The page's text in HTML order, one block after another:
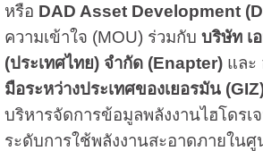
หรือ DAD Asset Development
ความเข้าใจ (MOU) ร่วมกับ บริษัท เ
(ประเทศไทย) จำกัด (Enapter)และ
มือระหว่างประเทศของเยอรมัน
บริหารจัดการข้อมูลพลังงานไฮโดรเ
ระดับการใช้พลังงานสะอาดภายในศู